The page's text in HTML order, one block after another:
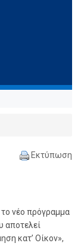
Εκτύπωση
το νέο πρόγραμμα
αποτελεί
κατ’ Οίκον»,